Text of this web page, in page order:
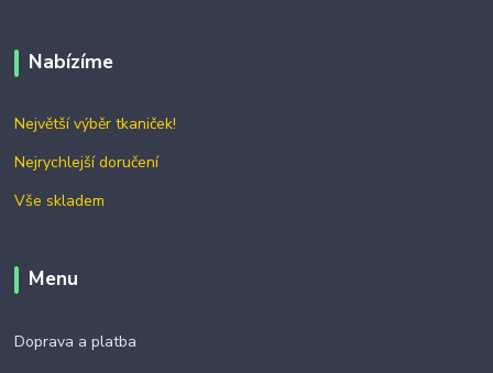
Nabízíme
Největší výběr tkaniček!
Nejrychlejší doručení
Vše skladem
Menu
Doprava a platba